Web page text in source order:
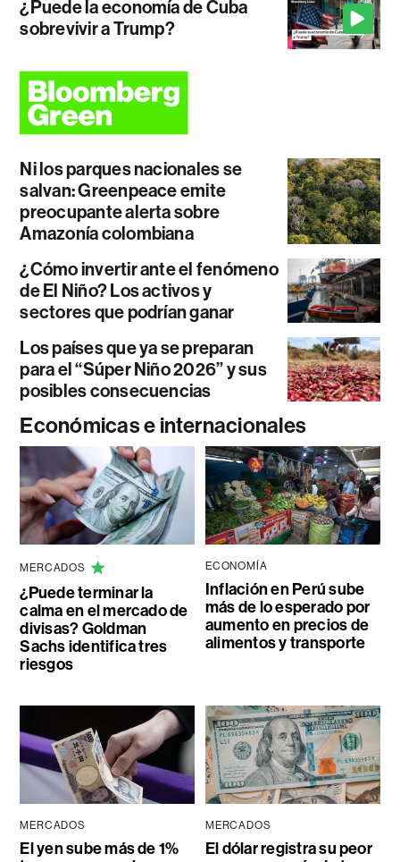
¿Puede la economía de Cuba
sobrevivir a Trump?
Ni los parques nacionales se
salvan: Greenpeace emite
preocupante alerta sobre
Amazonía colombiana
¿Cómo invertir ante el fenómeno
de El Niño? Los activos y
sectores que podrían ganar
Los países que ya se preparan
para el “Súper Niño 2026” y sus
posibles consecuencias
Económicas e internacionales
MERCADOS
¿Puede terminar la
calma en el mercado de
divisas? Goldman
Sachs identifica tres
riesgos
ECONOMÍA
Inflación en Perú sube
más de lo esperado por
aumento en precios de
alimentos y transporte
MERCADOS
El yen sube más de 1%
MERCADOS
El dólar registra su peor